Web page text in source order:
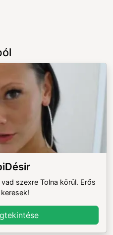
szexre Tolna körül. Erős